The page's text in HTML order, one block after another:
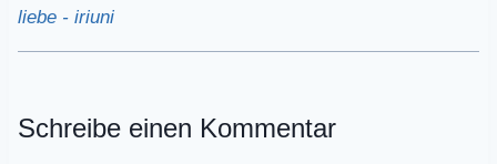
liebe - iriuni
Schreibe einen Kommentar